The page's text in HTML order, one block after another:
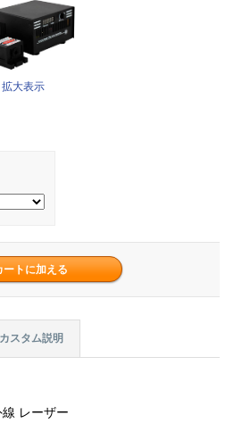
拡大表示
カスタム説明
レーザー